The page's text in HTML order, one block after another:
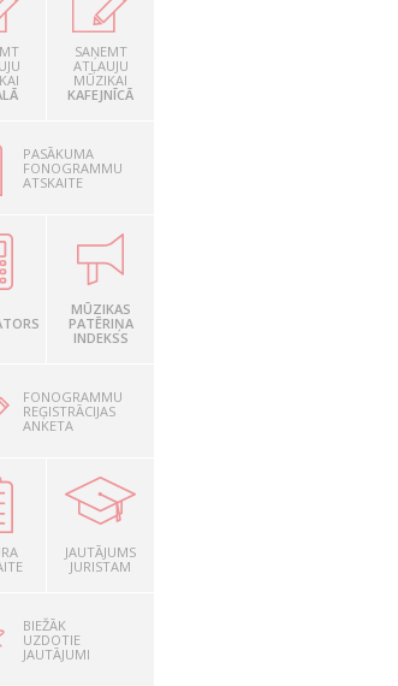
SAŅEMT
ATĻAUJU
MŪZIKAI
KAFEJNĪCĀ
PASĀKUMA
FONOGRAMMU
ATSKAITE
MŪZIKAS
PATĒRIŅA
INDEKSS
FONOGRAMMU
REĢISTRĀCIJAS
ANKETA
JAUTĀJUMS
JURISTAM
BIEŽĀK
UZDOTIE
JAUTĀJUMI